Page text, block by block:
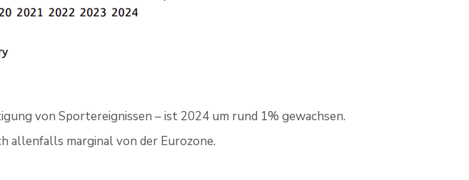
von Sportereignissen – ist 2024 um rund 1% gewachsen.
allenfalls marginal von der Eurozone.